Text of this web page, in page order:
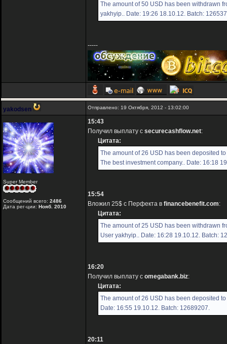
The amount of 50 USD has been withdrawn
yakhyip.. Date: 19:26 18.10.12. Batch:
-----
yakodsen Отправлено: 19 Октября, 2012 - 13:02:00
Super Member
Сообщений всего: 2486
Дата рег-ции: Нояб. 2010
15:43
Получил выплату с securecashflow.net:
Цитата:
The amount of 26 USD has been deposited
The best investment company.. Date: 16:18
15:54
Вложил 25$ с Перфекта в financebenefit.com:
Цитата:
The amount of 25 USD has been withdrawn
User yakhyip.. Date: 16:28 19.10.12. Batch:
16:20
Получил выплату с omegabank.biz:
Цитата:
The amount of 26 USD has been deposited
Date: 16:55 19.10.12. Batch: 12689207.
20:11